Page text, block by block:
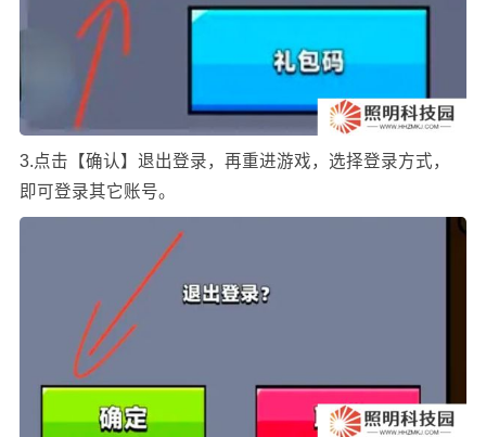
3.点击【确认】退出登录，再重进游戏，选择登录方式，
即可登录其它账号。